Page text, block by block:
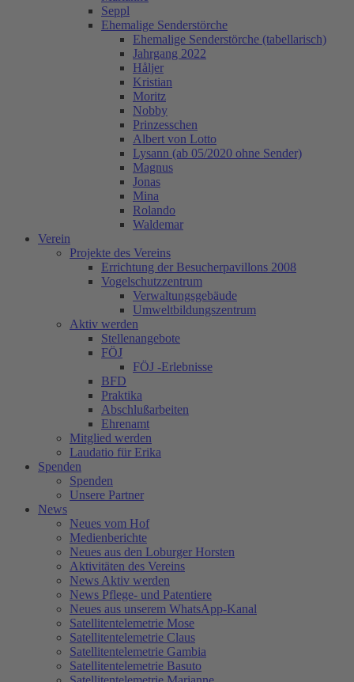
Seppl
Ehemalige Senderstörche
Ehemalige Senderstörche (tabellarisch)
Jahrgang 2022
Håljer
Kristian
Moritz
Nobby
Prinzesschen
Albert von Lotto
Lysann (ab 05/2020 ohne Sender)
Magnus
Jonas
Mina
Rolando
Waldemar
Verein
Projekte des Vereins
Errichtung der Besucherpavillons 2008
Vogelschutzzentrum
Verwaltungsgebäude
Umweltbildungszentrum
Aktiv werden
Stellenangebote
FÖJ
FÖJ -Erlebnisse
BFD
Praktika
Abschlußarbeiten
Ehrenamt
Mitglied werden
Laudatio für Erika
Spenden
Spenden
Unsere Partner
News
Neues vom Hof
Medienberichte
Neues aus den Loburger Horsten
Aktivitäten des Vereins
News Aktiv werden
News Pflege- und Patentiere
Neues aus unserem WhatsApp-Kanal
Satellitentelemetrie Mose
Satellitentelemetrie Claus
Satellitentelemetrie Gambia
Satellitentelemetrie Basuto